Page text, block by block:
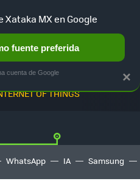
OF THINGS
WhatsApp IA Samsung
×
Xataka MX en Google
fuente preferida
cuenta de Google